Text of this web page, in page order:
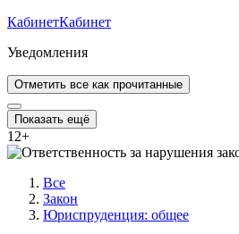
КабинетКабинет
Уведомления
Отметить все как прочитанные
Показать ещё
12+
Все
Закон
Юриспруденция: общее